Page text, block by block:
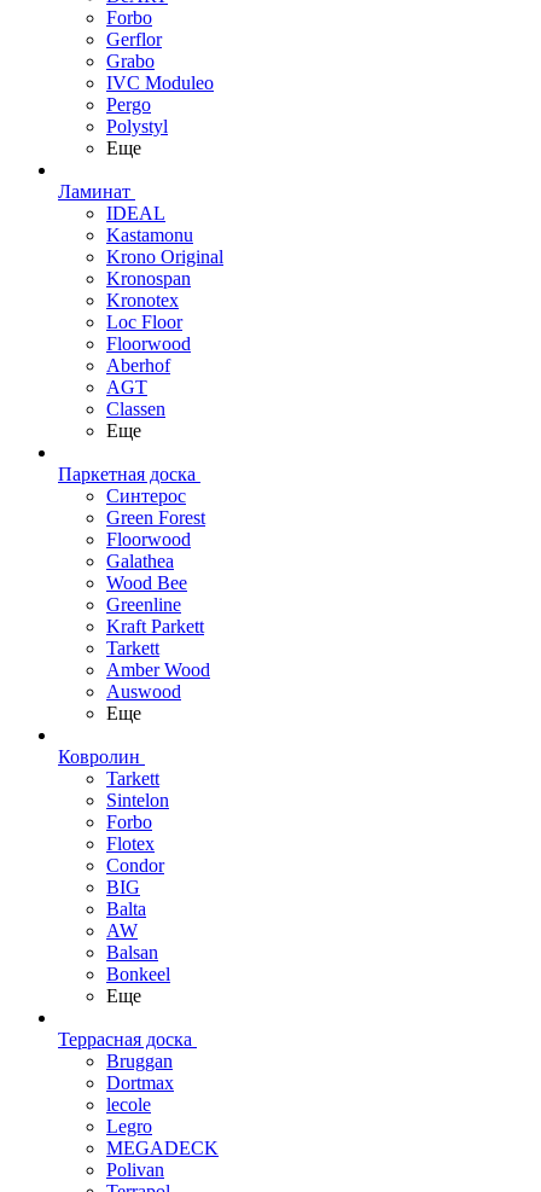
Forbo
Gerflor
Grabo
IVC Moduleo
Pergo
Polystyl
Еще
Ламинат
IDEAL
Kastamonu
Krono Original
Kronospan
Kronotex
Loc Floor
Floorwood
Aberhof
AGT
Classen
Еще
Паркетная доска
Синтерос
Green Forest
Floorwood
Galathea
Wood Bee
Greenline
Kraft Parkett
Tarkett
Amber Wood
Auswood
Еще
Ковролин
Tarkett
Sintelon
Forbo
Flotex
Condor
BIG
Balta
AW
Balsan
Bonkeel
Еще
Террасная доска
Bruggan
Dortmax
lecole
Legro
MEGADECK
Polivan